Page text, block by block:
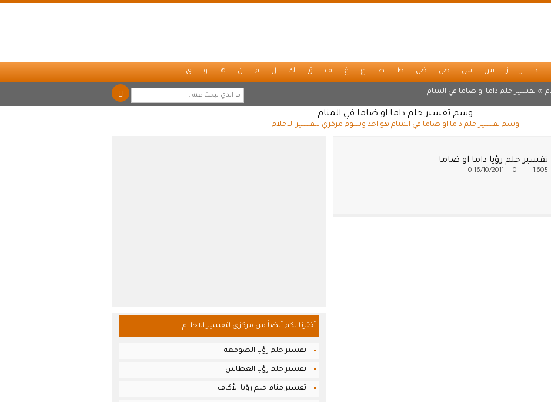
ذ ر ز س ش ص ض ط ظ ع غ ف ق ك ل م ن هـ و ي
» تفسير حلم داما او ضاما في المنام
وسم تفسير حلم داما او ضاما في المنام
وسم تفسير حلم داما او ضاما في المنام هو احد وسوم مركزي لتفسير الاحلام
تفسير حلم رؤيا داما او ضاما
1,605
16/10/2011
0
أخترنا لكم أيضاً من مركزي لتفسير الاحلام ...
تفسير حلم رؤيا الصومعة
تفسير حلم رؤيا العطاس
تفسير منام حلم رؤيا الأكاف